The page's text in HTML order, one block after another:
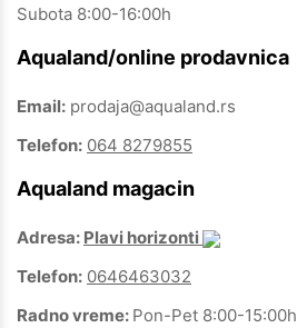
Subota 8:00-16:00h
Aqualand/online prodavnica
Email: prodaja@aqualand.rs
Telefon: 064 8279855
Aqualand magacin
Adresa: Plavi horizonti
Telefon: 0646463032
Radno vreme: Pon-Pet 8:00-15:00h